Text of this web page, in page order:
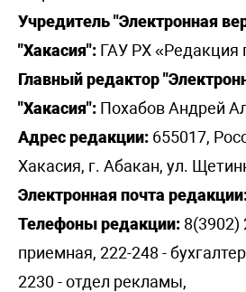
Учредитель "Электронная
"Хакасия": ГАУ РХ «Редакция
Главный редактор
"Хакасия": Похабов Андрей
Адрес редакции: 655017,
Хакасия, г. Абакан, ул.
Электронная почта
Телефоны редакции: 8(3902)
приемная, 222-248 -
2230 - отдел рекламы,